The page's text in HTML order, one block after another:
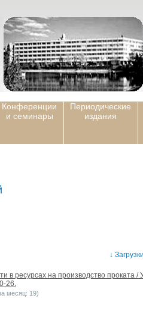
Конференции
и семинары
Периодические
издания
↓ Загрузки
в ресурсах на производство проката
26.
месяц: 19)